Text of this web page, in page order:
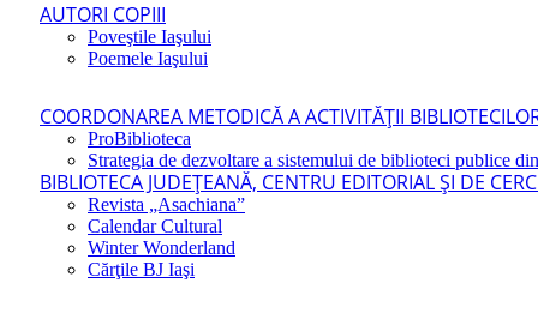
AUTORI COPIII
Poveştile Iaşului
Poemele Iaşului
COORDONAREA METODICĂ A ACTIVITĂŢII
ProBiblioteca
Strategia de dezvoltare a sistemului de biblioteci publice
BIBLIOTECA JUDEŢEANĂ, CENTRU EDITORIAL ŞI DE
Revista „Asachiana”
Calendar Cultural
Winter Wonderland
Cărţile BJ Iaşi